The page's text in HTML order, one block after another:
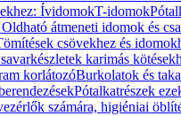
ÍvidomokT-idomok
átmeneti idomok és
csövekhez és
karimás
korlátozóBurkolatok és
Pótalkatrészek
számára, higiéniai